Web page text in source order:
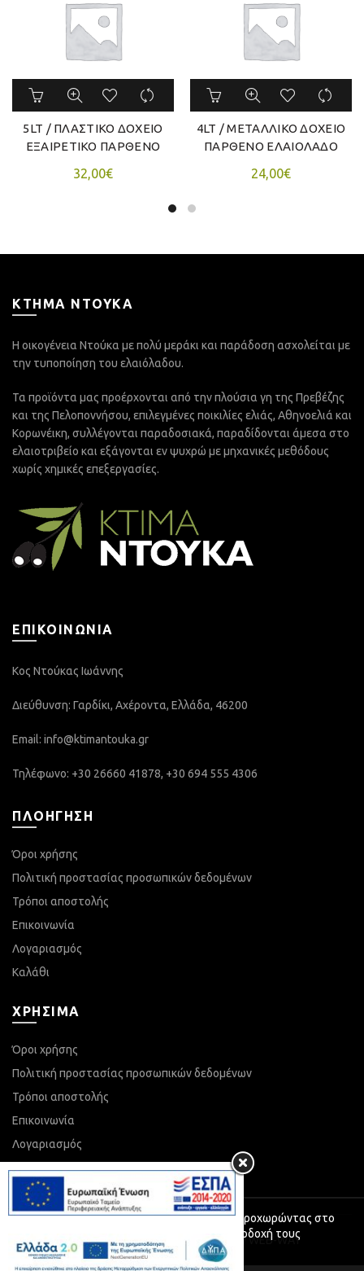
5LT / ΠΛΑΣΤΙΚΟ ΔΟΧΕΙΟ
ΕΞΑΙΡΕΤΙΚΟ ΠΑΡΘΕΝΟ
32,00€
4LT / ΜΕΤΑΛΛΙΚΟ ΔΟΧΕΙΟ
ΠΑΡΘΕΝΟ ΕΛΑΙΟΛΑΔΟ
24,00€
KTHMA NTOYKA
Η οικογένεια Ντούκα με πολύ μεράκι και παράδοση ασχολείται με
την τυποποίηση του ελαιόλαδου.
Τα προϊόντα μας προέρχονται από την πλούσια γη της Πρεβέζης
και της Πελοποννήσου, επιλεγμένες ποικιλίες ελιάς, Aθηνοελιά και
Κορωνέικη, συλλέγονται παραδοσιακά, παραδίδονται άμεσα στο
ελαιοτριβείο και εξάγονται εν ψυχρώ με μηχανικές μεθόδους
χωρίς χημικές επεξεργασίες.
ΕΠΙΚΟΙΝΩΝΊΑ
Κος Ντούκας Ιωάννης
Διεύθυνση: Γαρδίκι, Αχέροντα, Ελλάδα, 46200
Email: info@ktimantouka.gr
Τηλέφωνο: +30 26660 41878, +30 694 555 4306
ΠΛΟΗΓΗΣΗ
Όροι χρήσης
Πολιτική προστασίας προσωπικών δεδομένων
Τρόποι αποστολής
Επικοινωνία
Λογαριασμός
Καλάθι
ΧΡΗΣΙΜΑ
Όροι χρήσης
Πολιτική προστασίας προσωπικών δεδομένων
Τρόποι αποστολής
Επικοινωνία
Λογαριασμός
Καλάθι
© 2021 ktimantouka.gr | Powered by WEB-WAY
Η ιστοσελίδα μας χρησιμοποιεί cookies. Προχωρώντας στο
περιεχόμενο, συναινείτε με την αποδοχή τους